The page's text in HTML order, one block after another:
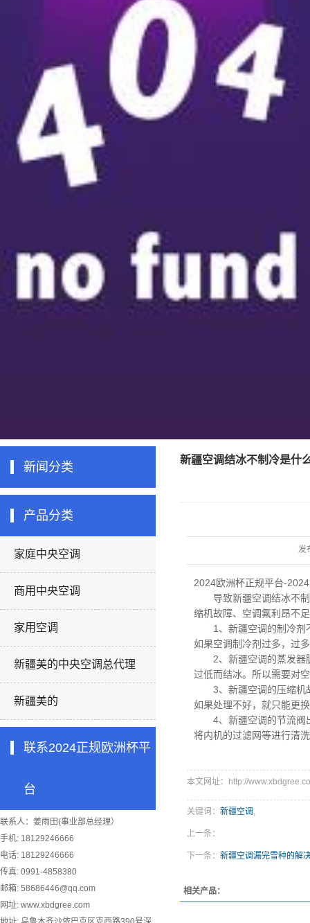
新闻分类
产品分类
家庭中央空调
商用中央空调
家用空调
新疆美的中央空调总代理
新疆美的
联系2024正规欧洲杯平
台
联系人：姜雨田(事业部总经理）
手机: 18129246666
电话: 18129246666
传真: 0991-4858380
邮箱: 58686446@qq.com
网址: www.xbdgree.com
新疆空调结冰不制冷是什
发
2024欧洲杯正规平台-
导致新疆空调结冰不
缩机故障、空调氟利昂不
1、 新疆空调的制冷剂
如果空调制冷剂过多，过
2、 新疆空调的蒸发器
过低而结冰。所以需要对
3、 新疆空调的压缩机
如果处理不好，就只能更
4、 新疆空调的节流阀
将内机的过滤网等进行清
本文网址：http://
关键词： 新疆空调 ,
上一条：
下一条： 新疆空调漏完雪种的解
相关产品：